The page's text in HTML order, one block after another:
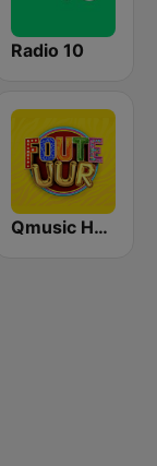
Radio 10
Qmusic Het Foute Uur